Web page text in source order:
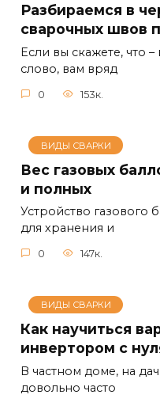
Разбираемся в
сварочных швов
Если вы скажете, что
слово, вам вряд
0 153к.
ВИДЫ СВАРКИ
Вес газовых
и полных
Устройство газового
для хранения и
0 147к.
ВИДЫ СВАРКИ
Как научиться
инвертором с
В частном доме, на
довольно часто